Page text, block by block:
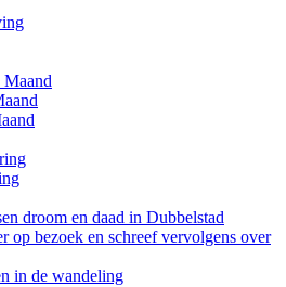
Maand
droom en daad in Dubbelstad
op bezoek en schreef vervolgens over
in de wandeling